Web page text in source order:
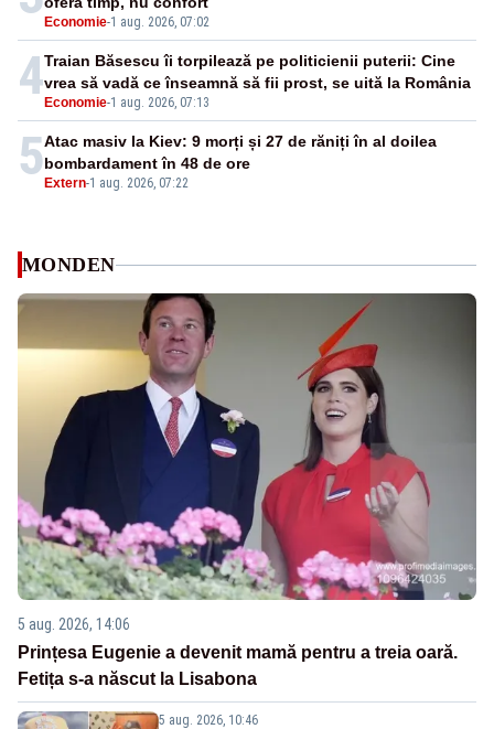
Economie-1 aug. 2026, 07:02
4 Economie-1 aug. 2026, 07:13
Traian Băsescu îi torpilează pe politicienii puterii: Cine
vrea să vadă ce înseamnă să fii prost, se uită la România
5 Extern-1 aug. 2026, 07:22
Atac masiv la Kiev: 9 morți și 27 de răniți în al doilea
bombardament în 48 de ore
MONDEN
5 aug. 2026, 14:06
Prințesa Eugenie a devenit mamă pentru a treia oară.
Fetița s-a născut la Lisabona
5 aug. 2026, 10:46